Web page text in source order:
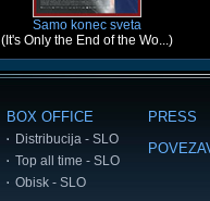
Samo konec sveta
(It's Only the End of the Wo...)
BOX OFFICE
Distribucija - SLO
Top all time - SLO
Obisk - SLO
PRESS